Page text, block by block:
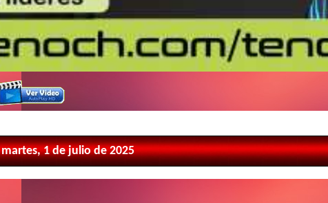
martes, 1 de julio de 2025